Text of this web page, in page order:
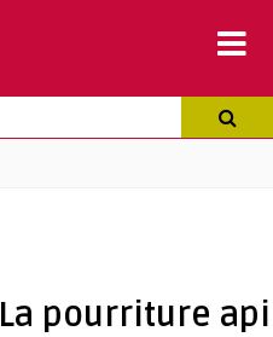
La pourriture